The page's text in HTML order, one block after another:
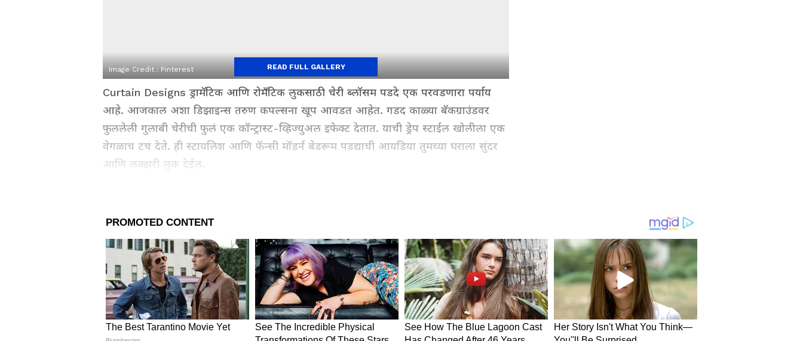
Image Credit : Pinterest
Curtain Designs ड्रामॅटिक आणि रोमँटिक लुकसाठी चेरी ब्लॉसम पडदे एक परवडणारा पर्याय
आहे. आजकाल अशा डिझाइन्स तरुण कपल्सना खूप आवडत आहेत. गडद काळ्या बॅकग्राउंडवर
फुललेली गुलाबी चेरीची फुलं एक कॉन्ट्रास्ट-व्हिज्युअल इफेक्ट देतात. याची ड्रेप स्टाईल खोलीला एक
वेगळाच टच देते. ही स्टायलिश आणि फॅन्सी मॉडर्न बेडरूम पडद्याची आयडिया तुमच्या घराला सुंदर
आणि लक्झरी लुक देईल.
Curtain Reuse: जुने पडदे नका
फेकू! घर सजवण्यासाठी वापरा या ५
युनिक आयडिया
Ruffle Curtain Designs: साध्या
घराला द्या स्वप्नवत आणि आरामदायक
लुक, 7 रफल पडद्यांच्या डिझाइन्स
करतील कमाल
READ FULL GALLERY